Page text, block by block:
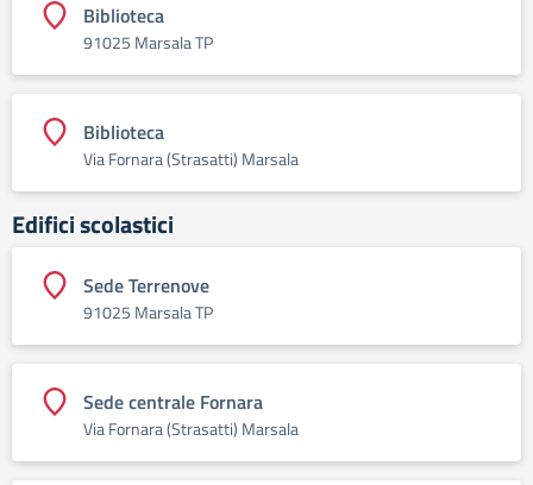
Biblioteca
91025 Marsala TP
Biblioteca
Via Fornara (Strasatti) Marsala
Edifici scolastici
Sede Terrenove
91025 Marsala TP
Sede centrale Fornara
Via Fornara (Strasatti) Marsala